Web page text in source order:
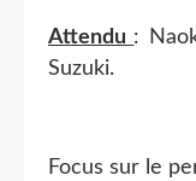
Attendu :
Suzuki.
Focus sur le